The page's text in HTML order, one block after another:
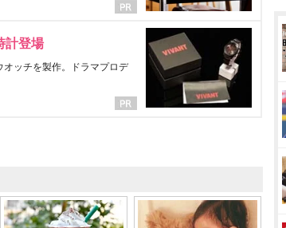
計登場
ッチを製作。ドラマプロデ